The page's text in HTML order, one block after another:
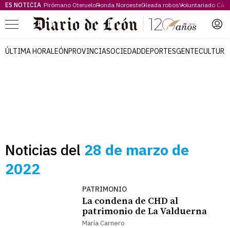
ES NOTICIA Pirómano OterueloRonda NoroesteOleada robosVoluntariado
Menú
ÚLTIMA HORALEÓNPROVINCIASOCIEDADDEPORTESGENTECULTURA
Noticias del 28 de marzo de
2022
PATRIMONIO
La condena de CHD al
patrimonio de La Valduerna
María Carnero